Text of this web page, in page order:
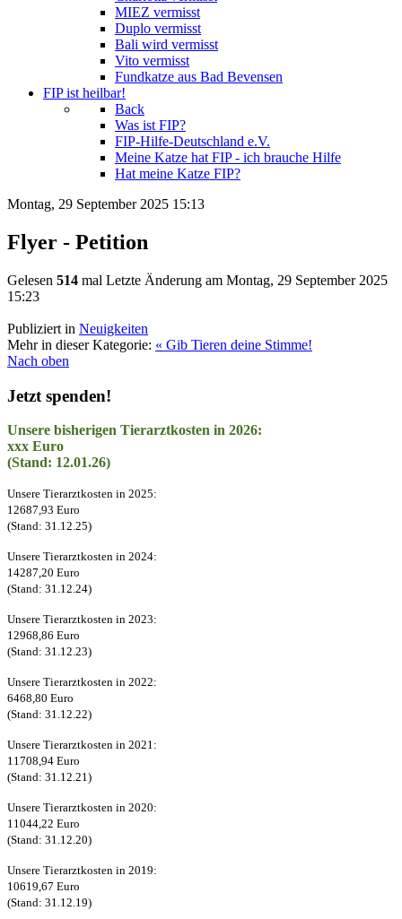
MIEZ vermisst
Duplo vermisst
Bali wird vermisst
Vito vermisst
Fundkatze aus Bad Bevensen
FIP ist heilbar!
Back
Was ist FIP?
FIP-Hilfe-Deutschland e.V.
Meine Katze hat FIP - ich brauche Hilfe
Hat meine Katze FIP?
Montag, 29 September 2025 15:13
Flyer - Petition
Gelesen 514 mal Letzte Änderung am Montag, 29 September 2025
15:23
Publiziert in Neuigkeiten
Mehr in dieser Kategorie: « Gib Tieren deine Stimme!
Nach oben
Jetzt spenden!
Unsere bisherigen Tierarztkosten in 2026:
xxx Euro
(Stand: 12.01.26)
Unsere Tierarztkosten in 2025:
12687,93 Euro
(Stand: 31.12.25)
Unsere Tierarztkosten in 2024:
14287,20 Euro
(Stand: 31.12.24)
Unsere Tierarztkosten in 2023:
12968,86 Euro
(Stand: 31.12.23)
Unsere Tierarztkosten in 2022:
6468,80 Euro
(Stand: 31.12.22)
Unsere Tierarztkosten in 2021:
11708,94 Euro
(Stand: 31.12.21)
Unsere Tierarztkosten in 2020:
11044,22 Euro
(Stand: 31.12.20)
Unsere Tierarztkosten in 2019:
10619,67 Euro
(Stand: 31.12.19)